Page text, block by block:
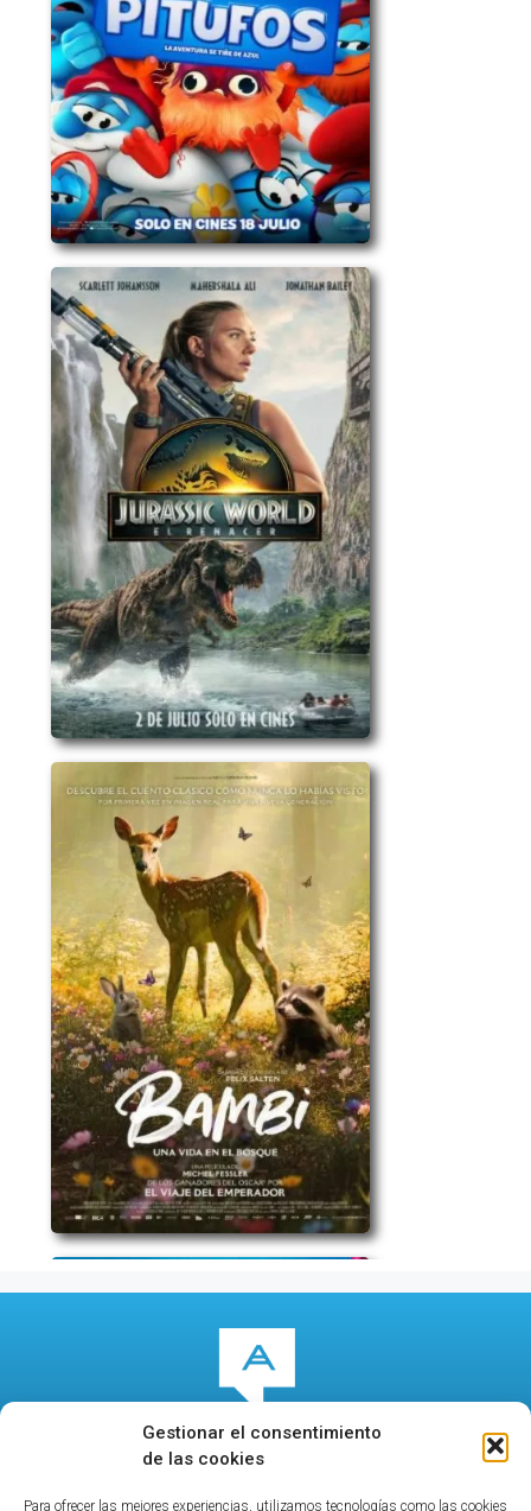
Gestionar el consentimiento
de las cookies
Para ofrecer las mejores experiencias, utilizamos tecnologías como las cookies